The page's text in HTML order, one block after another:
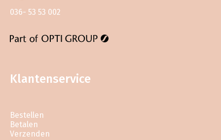
036- 53 53 002
Klantenservice
Bestellen
Betalen
Verzenden